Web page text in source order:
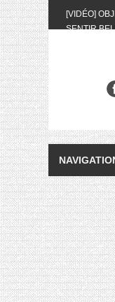
[VIDÉO]
SENTIR
[VIDÉO]
[VIDÉO]
BIOTYFULL
FEAT. AKILA
[VIDÉO]
DES
AUTRES
[VIDÉO]
BIOTYFULL
MARS 2024
[VIDÉO] LA